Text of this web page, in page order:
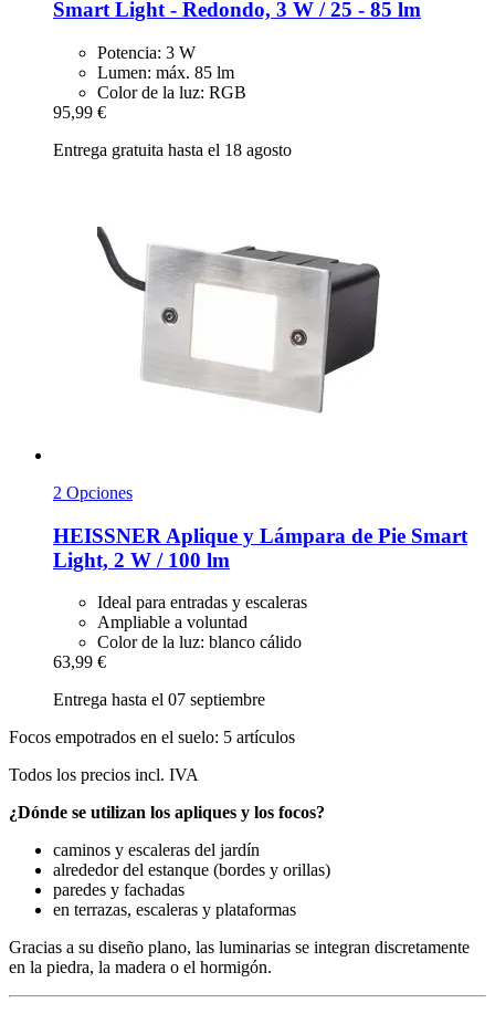
Smart Light -​ Redondo, 3 W / 25 -​ 85 lm
Potencia: 3 W
Lumen: máx. 85 lm
Color de la luz: RGB
95,99 €
Entrega gratuita hasta el 18 agosto
2 Opciones
HEISSNER Aplique y Lámpara de Pie Smart
Light, 2 W / 100 lm
Ideal para entradas y escaleras
Ampliable a voluntad
Color de la luz: blanco cálido
63,99 €
Entrega hasta el 07 septiembre
Focos empotrados en el suelo: 5 artículos
Todos los precios incl. IVA
¿Dónde se utilizan los apliques y los focos?
caminos y escaleras del jardín
alrededor del estanque (bordes y orillas)
paredes y fachadas
en terrazas, escaleras y plataformas
Gracias a su diseño plano, las luminarias se integran discretamente
en la piedra, la madera o el hormigón.